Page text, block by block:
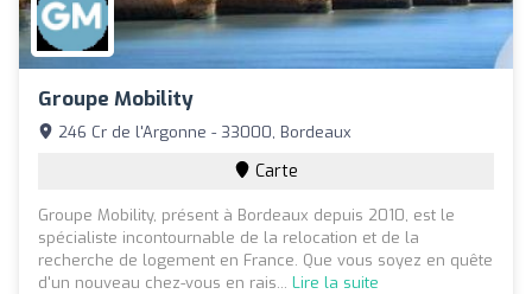
Groupe Mobility
246 Cr de l'Argonne - 33000, Bordeaux
Carte
Groupe Mobility, présent à Bordeaux depuis 2010, est le
spécialiste incontournable de la relocation et de la
recherche de logement en France. Que vous soyez en quête
d'un nouveau chez-vous en rais... Lire la suite